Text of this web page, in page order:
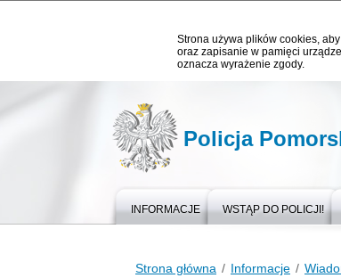
Strona używa plików cookies,
oraz zapisanie w pamięci
oznacza wyrażenie zgody.
Policja
INFORMACJE WSTĄP DO POLICJI!
Strona główna Informacje